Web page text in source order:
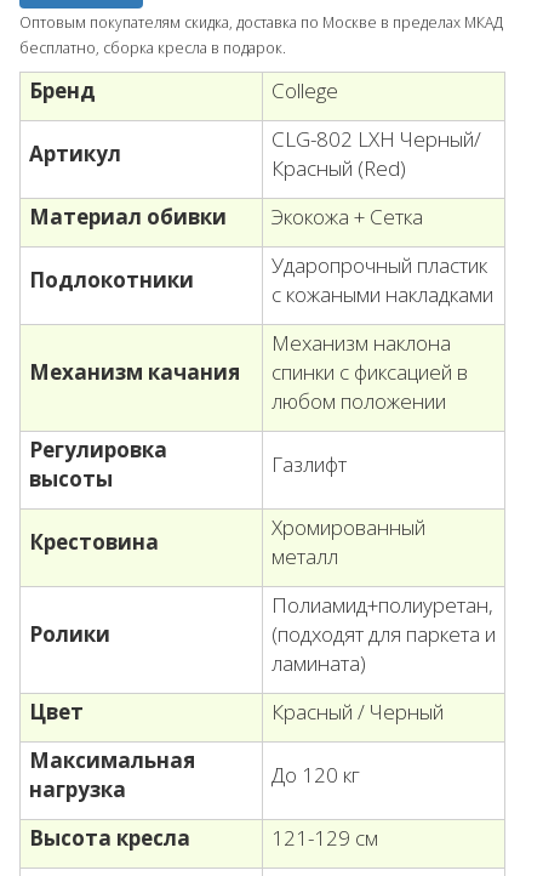
Оптовым покупателям скидка, доставка по Москве в пределах МКАД
бесплатно, сборка кресла в подарок.
Бренд College
Артикул
CLG-802 LXH Черный/
Красный (Red)
Материал обивки
Экокожа + Сетка
Подлокотники
Ударопрочный пластик
с кожаными накладками
Механизм качания
Механизм наклона
спинки с фиксацией в
любом положении
Регулировка
высоты
Газлифт
Крестовина
Хромированный
металл
Ролики
Полиамид+полиуретан,
(подходят для паркета и
ламината)
Цвет
Красный / Черный
Максимальная
нагрузка
До 120 кг
Высота кресла
121-129 см